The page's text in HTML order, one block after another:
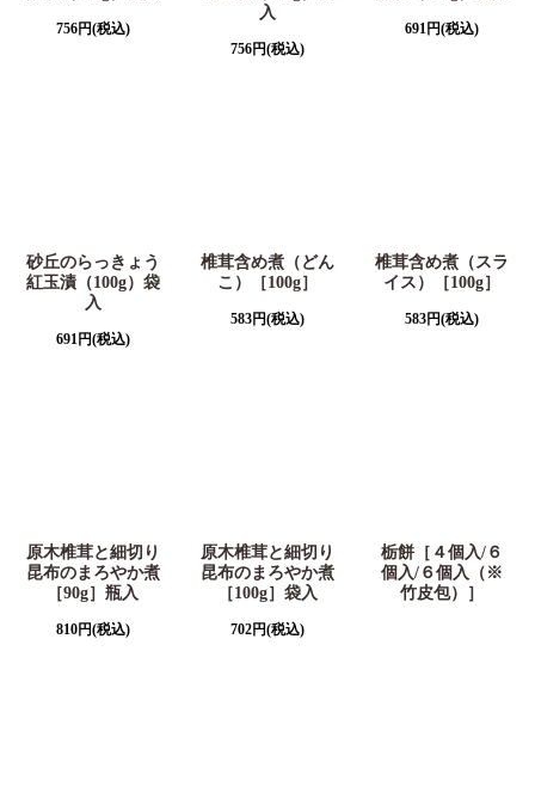
756円(税込)
入
756円(税込)
691円(税込)
砂丘のらっきょう
紅玉漬（100g）袋
入
691円(税込)
椎茸含め煮（どん
こ）［100g］
583円(税込)
椎茸含め煮（スラ
イス）［100g］
583円(税込)
原木椎茸と細切り
昆布のまろやか煮
［90g］瓶入
810円(税込)
原木椎茸と細切り
昆布のまろやか煮
［100g］袋入
702円(税込)
栃餅［４個入/６
個入/６個入（※
竹皮包）］